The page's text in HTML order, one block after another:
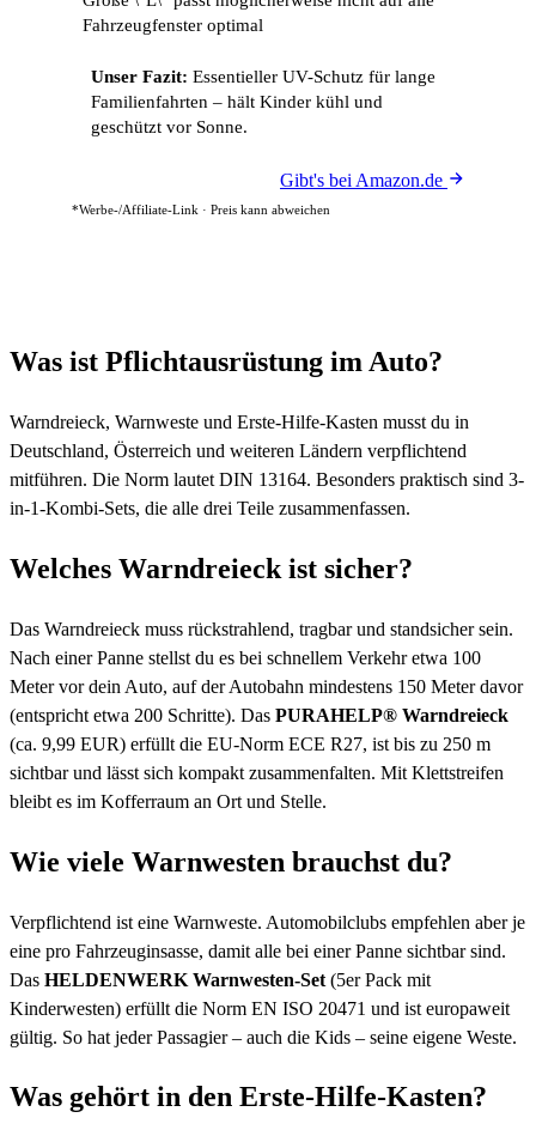
Fahrzeugfenster optimal
Unser Fazit: Essentieller UV-Schutz für lange
Familienfahrten – hält Kinder kühl und
geschützt vor Sonne.
Gibt's bei Amazon.de
*Werbe-/Affiliate-Link · Preis kann abweichen
Was ist Pflichtausrüstung im Auto?
Warndreieck, Warnweste und Erste-Hilfe-Kasten musst du in
Deutschland, Österreich und weiteren Ländern verpflichtend
mitführen. Die Norm lautet DIN 13164. Besonders praktisch sind 3-
in-1-Kombi-Sets, die alle drei Teile zusammenfassen.
Welches Warndreieck ist sicher?
Das Warndreieck muss rückstrahlend, tragbar und standsicher sein.
Nach einer Panne stellst du es bei schnellem Verkehr etwa 100
Meter vor dein Auto, auf der Autobahn mindestens 150 Meter davor
(entspricht etwa 200 Schritte). Das PURAHELP® Warndreieck
(ca. 9,99 EUR) erfüllt die EU-Norm ECE R27, ist bis zu 250 m
sichtbar und lässt sich kompakt zusammenfalten. Mit Klettstreifen
bleibt es im Kofferraum an Ort und Stelle.
Wie viele Warnwesten brauchst du?
Verpflichtend ist eine Warnweste. Automobilclubs empfehlen aber je
eine pro Fahrzeuginsasse, damit alle bei einer Panne sichtbar sind.
Das HELDENWERK Warnwesten-Set (5er Pack mit
Kinderwesten) erfüllt die Norm EN ISO 20471 und ist europaweit
gültig. So hat jeder Passagier – auch die Kids – seine eigene Weste.
Was gehört in den Erste-Hilfe-Kasten?